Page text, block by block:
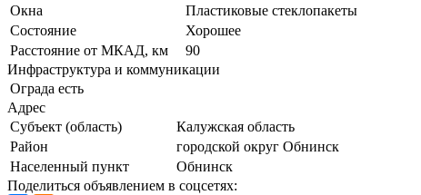
Окна
Пластиковые стеклопакеты
Состояние
Хорошее
Расстояние от МКАД, км
90
Инфраструктура и коммуникации
Ограда есть
Адрес
Субъект (область)
Калужская область
Район
городской округ Обнинск
Населенный пункт
Обнинск
Поделиться объявлением в соцсетях: